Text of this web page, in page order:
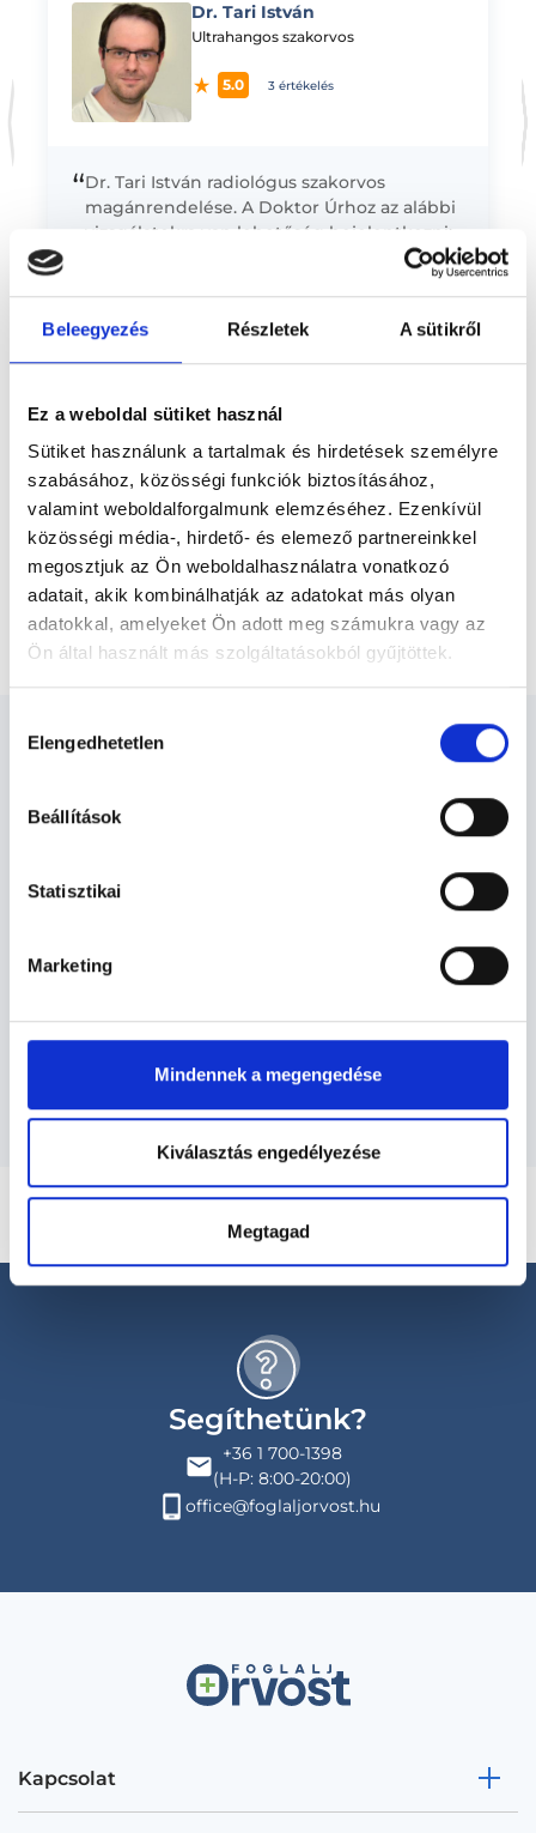
Beleegyezés Részletek A sütikről
Ez a weboldal sütiket használ
Sütiket használunk a tartalmak és hirdetések személyre
szabásához, közösségi funkciók biztosításához,
valamint weboldalforgalmunk elemzéséhez. Ezenkívül
közösségi média-, hirdető- és elemező partnereinkkel
megosztjuk az Ön weboldalhasználatra vonatkozó
adatait, akik kombinálhatják az adatokat más olyan
adatokkal, amelyeket Ön adott meg számukra vagy az
Ön által használt más szolgáltatásokból gyűjtöttek.
szabályzat:https://foglaljorvost.hu/info/foglaljorvost-
kiválasztása
Elengedhetetlen
Beállítások
Statisztikai
Marketing
Mindennek a megengedése
Kiválasztás engedélyezése
Megtagad
Dr. Tari István
Ultrahangos szakorvos
5.0 3 értékelés
“Dr. Tari István radiológus szakorvos
magánrendelése. A Doktor Úrhoz az alábbi
vizsgálatokra van lehetőség bejelentkezni: -
Előző* Szakorvos jelölt (rezidens): általános orvosi oklevéllel rendelkező
orvos, aki jogszabályok szerinti szakorvosi szakképesítés
felelősséggel tartozik és azt közvetlenül felügyeli az egészségügyi
szakorvosjelölt önállóan láthat el feladatokat. A foglaljorvost.hu
felelősségét kizárja esetleges névazonosságért bármely szakorvos
és szakorvosjelölt esetén.
Főoldal Ultrahangos szakorvos
Post Covid szűrőcsomag Basic
Ultrahang TERÜLETHEZ KAPCSOLÓDÓ
Segíthetünk?
+36 1 700-1398
(H-P: 8:00-20:00)
office@foglaljorvost.hu
Kapcsolat